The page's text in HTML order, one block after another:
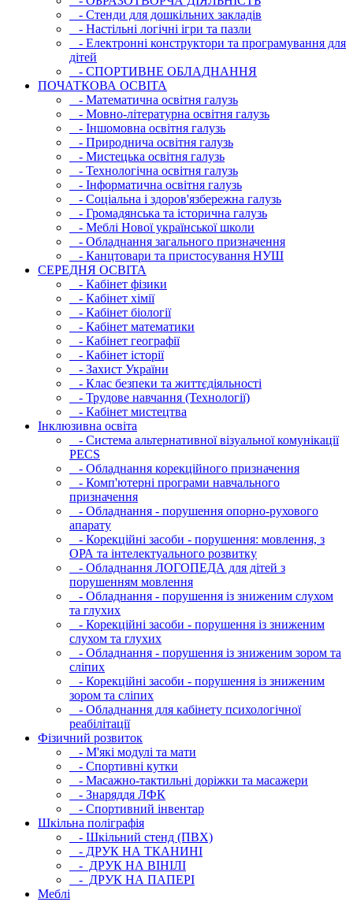
- Стенди для дошкільних закладів
- Настільні логічні ігри та пазли
- Електронні конструктори та програмування для
дітей
- СПОРТИВНЕ ОБЛАДНАННЯ
ПОЧАТКОВА ОСВIТА
- Математична освітня галузь
- Мовно-літературна освітня галузь
- Iншомовна освітня галузь
- Природнича освітня галузь
- Мистецька освітня галузь
- Технологічна освітня галузь
- Інфopматична освітня галузь
- Соціальна і здоров'язбережна галузь
- Громадянська та історична галузь
- Меблі Нової української школи
- Обладнання загального призначення
- Канцтовари та пристосування НУШ
СЕРЕДНЯ ОСВIТА
- Кабінет фізики
- Кабінет хімії
- Кабінет біології
- Кабінет математики
- Кабінет географії
- Кабінет історії
- Захист України
- Клас безпеки та життєдіяльності
- Трудове навчання (Технології)
- Кабінет мистецтва
Інклюзивна освіта
- Система альтернативної візуальної комунікації
PECS
- Обладнання корекційного призначення
- Комп'ютерні програми навчального
призначення
- Обладнання - порушення опорно-рухового
апарату
- Корекційні засоби - порушення: мовлення, з
ОРА та інтелектуального розвитку
- Обладнання ЛОГОПЕДА для дітей з
порушенням мовлення
- Обладнання - порушення із зниженим слухом
та глухих
- Корекційні засоби - порушення із зниженим
слухом та глухих
- Обладнання - порушення із зниженим зором та
сліпих
- Корекційні засоби - порушення із зниженим
зором та сліпих
- Обладнання для кабінету психологічної
реабілітації
Фізичний розвиток
- М'які модулi та мати
- Спортивні кутки
- Масажно-тактильні доріжки та масажери
- Знаряддя ЛФК
- Спортивний інвентар
Шкільна поліграфія
- Шкільний стенд (ПВХ)
- ДРУК НА ТКАНИНІ
- ДРУК НА ВІНІЛІ
- ДРУК НА ПАПЕРІ
Меблі